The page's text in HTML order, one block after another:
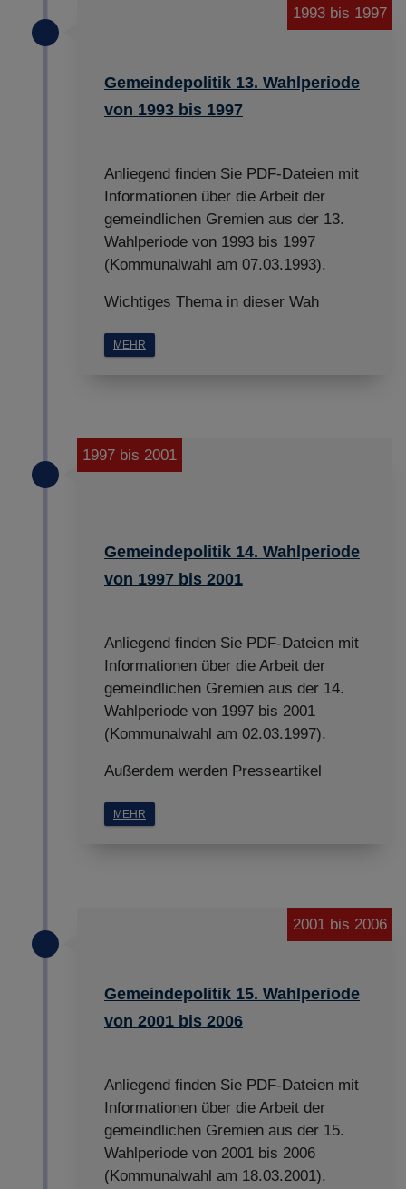
Gemeindepolitik 13. Wahlperiode
von 1993 bis 1997
1993 bis 1997
Anliegend finden Sie PDF-Dateien mit
Informationen über die Arbeit der
gemeindlichen Gremien aus der 13.
Wahlperiode von 1993 bis 1997
(Kommunalwahl am 07.03.1993).
Wichtiges Thema in dieser Wah
MEHR
Gemeindepolitik 14. Wahlperiode
von 1997 bis 2001
1997 bis 2001
Anliegend finden Sie PDF-Dateien mit
Informationen über die Arbeit der
gemeindlichen Gremien aus der 14.
Wahlperiode von 1997 bis 2001
(Kommunalwahl am 02.03.1997).
Außerdem werden Presseartikel
MEHR
Gemeindepolitik 15. Wahlperiode
von 2001 bis 2006
2001 bis 2006
Anliegend finden Sie PDF-Dateien mit
Informationen über die Arbeit der
gemeindlichen Gremien aus der 15.
Wahlperiode von 2001 bis 2006
(Kommunalwahl am 18.03.2001).